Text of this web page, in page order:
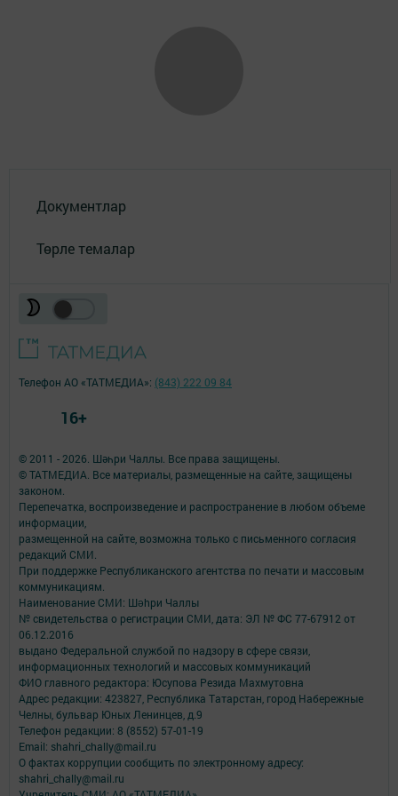
Документлар
Төрле темалар
© 2011 - 2026. Шәһри Чаллы. Все права защищены.
© ТАТМЕДИА. Все материалы, размещенные на сайте, защищены
законом.
Перепечатка, воспроизведение и распространение в любом объеме
информации,
размещенной на сайте, возможна только с письменного согласия
редакций СМИ.
При поддержке Республиканского агентства по печати и массовым
коммуникациям.
Наименование СМИ: Шəhри Чаллы
№ свидетельства о регистрации СМИ, дата: ЭЛ № ФС 77-67912 от
06.12.2016
выдано Федеральной службой по надзору в сфере связи,
информационных технологий и массовых коммуникаций
ФИО главного редактора: Юсупова Резида Махмутовна
Адрес редакции: 423827, Республика Татарстан, город Набережные
Челны, бульвар Юных Ленинцев, д.9
Телефон редакции: 8 (8552) 57-01-19
Email: shahri_chally@mail.ru
О фактах коррупции сообщить по электронному адресу:
shahri_chally@mail.ru
Телефон АО «ТАТМЕДИА»: (843) 222 09 84
16+